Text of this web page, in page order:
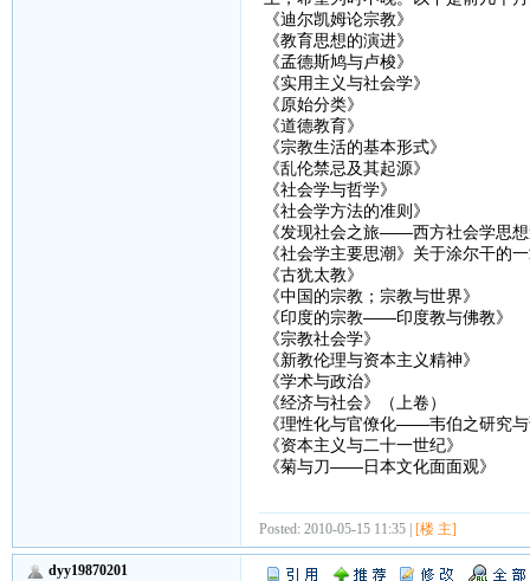
《迪尔凯姆论宗教》
《教育思想的演进》
《孟德斯鸠与卢梭》
《实用主义与社会学》
《原始分类》
《道德教育》
《宗教生活的基本形式》
《乱伦禁忌及其起源》
《社会学与哲学》
《社会学方法的准则》
《发现社会之旅——西方社会学思
《社会学主要思潮》关于涂尔干的
《古犹太教》
《中国的宗教；宗教与世界》
《印度的宗教——印度教与佛教》
《宗教社会学》
《新教伦理与资本主义精神》
《学术与政治》
《经济与社会》（上卷）
《理性化与官僚化——韦伯之研究
《资本主义与二十一世纪》
《菊与刀——日本文化面面观》
Posted: 2010-05-15 11:35 | [楼 主]
dyy19870201